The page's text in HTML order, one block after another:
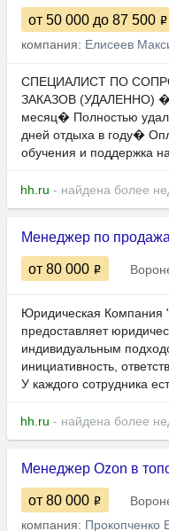
от 50 000 до 87 500
компания: Елисеев
СПЕЦИАЛИСТ ПО
ЗАКАЗОВ (УДАЛЕННО) �
месяц� Полностью
дней отдыха в году�
обучения и поддержка
hh.ru - найдена более
Менеджер по
от 80 000
Юридическая Компания
предоставляет
индивидуальным
инициативность,
У каждого сотрудника
hh.ru - найдена более
Менеджер Ozon в
от 80 000
компания: Прокопченко